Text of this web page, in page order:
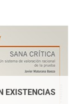
EXISTENCIAS